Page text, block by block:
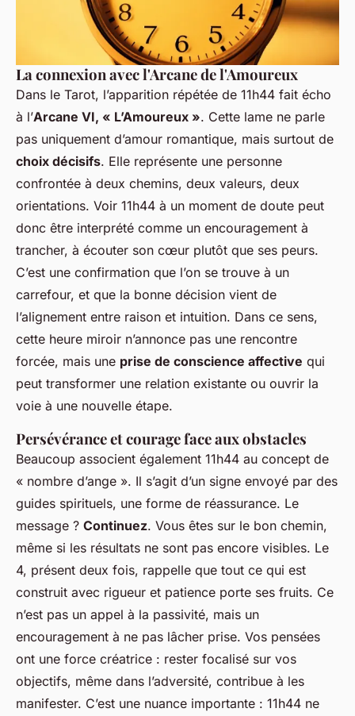
La connexion avec l'Arcane de l'Amoureux
Dans le Tarot, l’apparition répétée de 11h44 fait écho
à l’Arcane VI, « L’Amoureux ». Cette lame ne parle
pas uniquement d’amour romantique, mais surtout de
choix décisifs. Elle représente une personne
confrontée à deux chemins, deux valeurs, deux
orientations. Voir 11h44 à un moment de doute peut
donc être interprété comme un encouragement à
trancher, à écouter son cœur plutôt que ses peurs.
C’est une confirmation que l’on se trouve à un
carrefour, et que la bonne décision vient de
l’alignement entre raison et intuition. Dans ce sens,
cette heure miroir n’annonce pas une rencontre
forcée, mais une prise de conscience affective qui
peut transformer une relation existante ou ouvrir la
voie à une nouvelle étape.
Persévérance et courage face aux obstacles
Beaucoup associent également 11h44 au concept de
« nombre d’ange ». Il s’agit d’un signe envoyé par des
guides spirituels, une forme de réassurance. Le
message ? Continuez. Vous êtes sur le bon chemin,
même si les résultats ne sont pas encore visibles. Le
4, présent deux fois, rappelle que tout ce qui est
construit avec rigueur et patience porte ses fruits. Ce
n’est pas un appel à la passivité, mais un
encouragement à ne pas lâcher prise. Vos pensées
ont une force créatrice : rester focalisé sur vos
objectifs, même dans l’adversité, contribue à les
manifester. C’est une nuance importante : 11h44 ne